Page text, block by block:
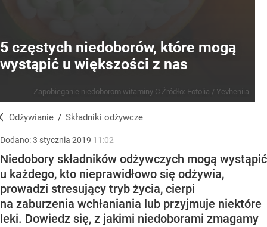
5 częstych niedoborów, które mogą
wystąpić u większości z nas
Zapobieganie niedoborom witaminy C Źródło: Fotolia / Yevheniia
Odżywianie / Składniki odżywcze
Dodano:3 stycznia 2019 11:02
Niedobory składników odżywczych mogą wystąpić
u każdego, kto nieprawidłowo się odżywia,
prowadzi stresujący tryb życia, cierpi
na zaburzenia wchłaniania lub przyjmuje niektóre
leki. Dowiedz się, z jakimi niedoborami zmagamy